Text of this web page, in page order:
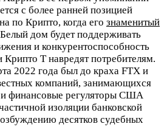
с более ранней позицией
по Криптo, когда его знаменитый
дом будет поддерживать
и конкурентоспособность
T навредят потребителям.
2022 года был до краха FTX и
компаний, занимающихся
финансовые регуляторы США
изоляции банковской
десятков судебных